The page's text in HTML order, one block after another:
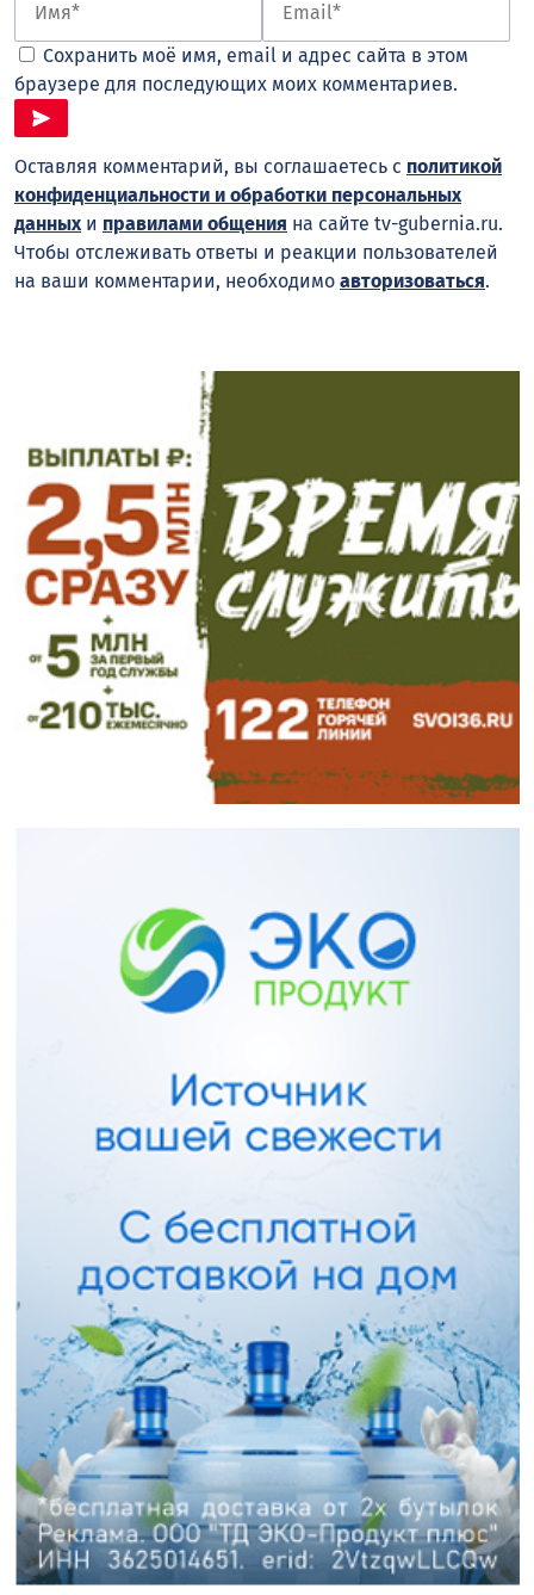
Сохранить моё имя, email и адрес сайта в этом
браузере для последующих моих комментариев.
Оставляя комментарий, вы соглашаетесь с политикой
конфиденциальности и обработки персональных
данныхи правилами общения на сайте tv-gubernia.ru.
Чтобы отслеживать ответы и реакции пользователей
на ваши комментарии, необходимо авторизоваться.